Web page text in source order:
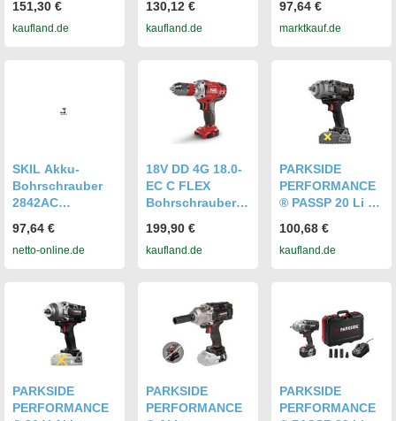
Ah Akku - ohne
Ladegerät
151,30 €
kaufland.de
Akku 1,5 Ah +
Ladegerät
130,12 €
kaufland.de
mit 2 Akku +
Ladegerät
97,64 €
marktkauf.de
SKIL Akku-
Bohrschrauber
2842AC
mit 2 Akku +
Ladegerät
97,64 €
netto-online.de
18V DD 4G 18.0-
EC C FLEX
Bohrschrauber -
Ladegerät -
491292
199,90 €
kaufland.de
PARKSIDE
PERFORMANCE
® PASSP 20 Li C4
Drehschlagschra
uber 1/2 ohne
100,68 €
kaufland.de
PARKSIDE
PERFORMANCE
PARKSIDE
PERFORMANCE
PARKSIDE
PERFORMANCE